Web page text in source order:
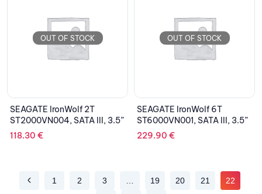
OUT OF STOCK
SEAGATE IronWolf 2T
ST2000VN004, SATA III, 3.5”
118.30 €
OUT OF STOCK
SEAGATE IronWolf 6T
ST6000VN001, SATA III, 3.5”
229.90 €
1 2 3 19 20 21
22